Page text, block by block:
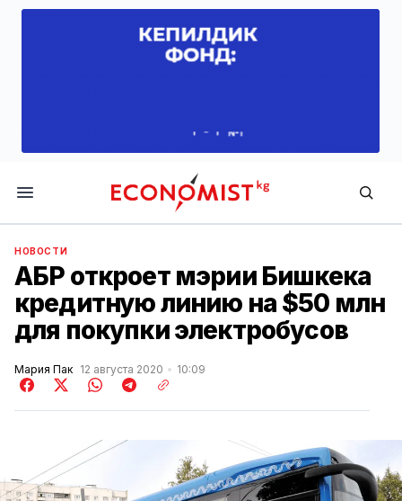
Economist.kg
НОВОСТИ
АБР откроет мэрии Бишкека
кредитную линию на $50 млн
для покупки электробусов
Мария Пак 12 августа 2020 10:09